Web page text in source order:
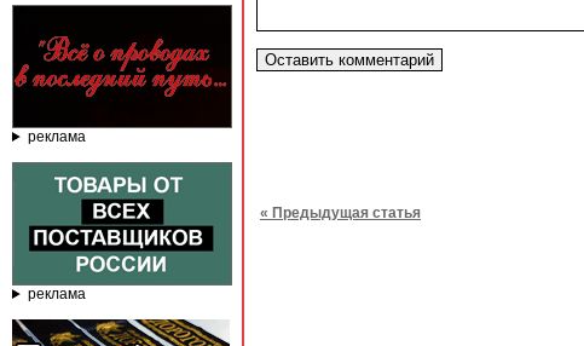
реклама
реклама
« Предыдущая статья